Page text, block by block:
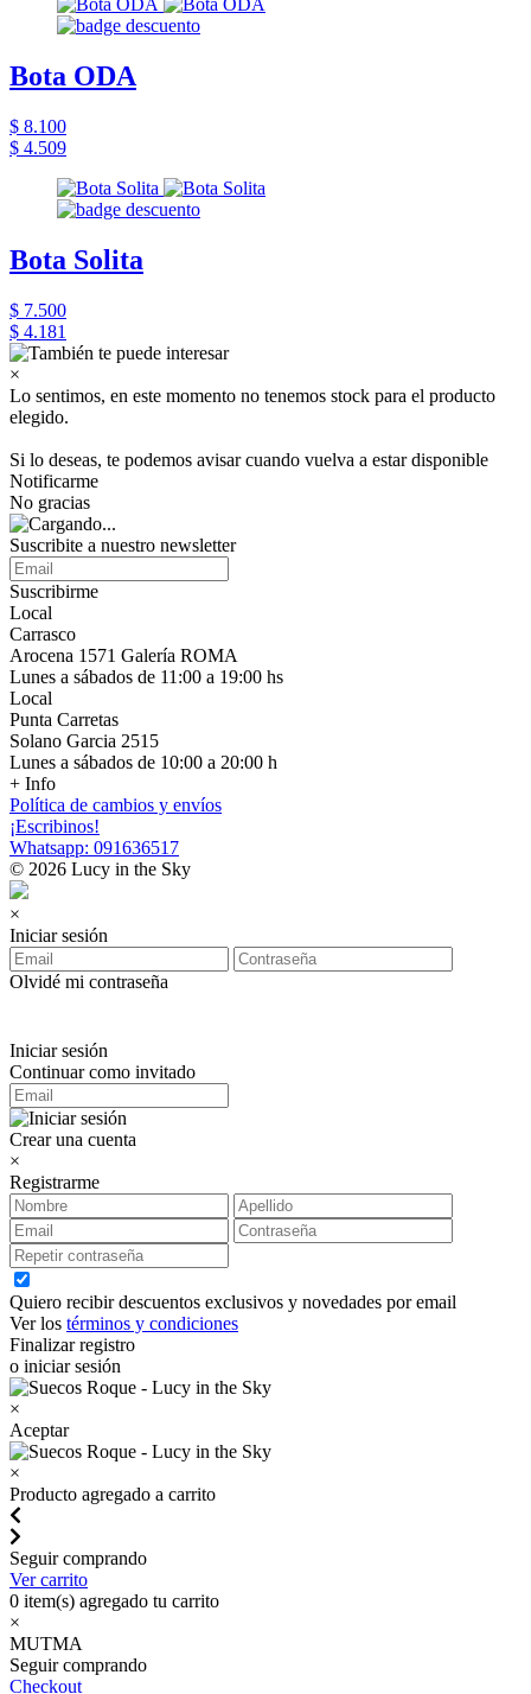
Bota ODA
$ 8.100
$ 4.509
Bota Solita
$ 7.500
$ 4.181
×
Lo sentimos, en este momento no tenemos stock para el producto
elegido.
Si lo deseas, te podemos avisar cuando vuelva a estar disponible
Notificarme
No gracias
Suscribite a nuestro newsletter
Suscribirme
Local
Carrasco
Arocena 1571 Galería ROMA
Lunes a sábados de 11:00 a 19:00 hs
Local
Punta Carretas
Solano Garcia 2515
Lunes a sábados de 10:00 a 20:00 h
+ Info
Política de cambios y envíos
¡Escribinos!
Whatsapp: 091636517
© 2026 Lucy in the Sky
×
Iniciar sesión
Olvidé mi contraseña
Iniciar sesión
Continuar como invitado
Crear una cuenta
×
Registrarme
Quiero recibir descuentos exclusivos y novedades por email
Ver los términos y condiciones
Finalizar registro
o iniciar sesión
×
Aceptar
×
Producto agregado a carrito
Seguir comprando
Ver carrito
0 item(s) agregado tu carrito
×
MUTMA
Seguir comprando
Checkout